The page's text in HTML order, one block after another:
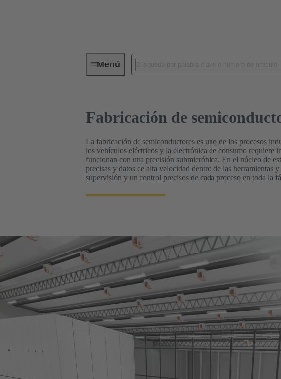
MenúConstrucción de maquinaria
Fabricación de
La fabricación de semiconductores es uno de los procesos
los vehículos eléctricos y la electrónica de consumo requiere
funcionan con una precisión submicrónica. En el núcleo de
precisas y datos de alta velocidad dentro de las herramientas
supervisión y un control precisos de cada proceso en toda